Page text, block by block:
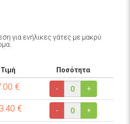
για ενήλικες γάτες με μακρύ
Τιμή
Ποσότητα
€ - +
€ - +